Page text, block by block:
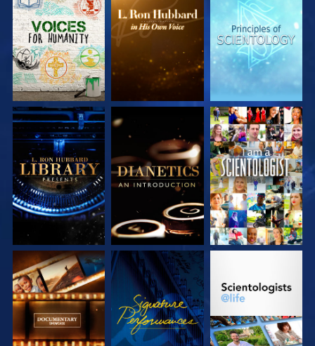
VERKEN DE SERIE VERKEN DE SERIE VERKEN DE SERIE
VERKEN DE SERIE VERKEN DE SERIE KIJK
VERKEN DE SERIE KIJK VERKEN DE SERIE